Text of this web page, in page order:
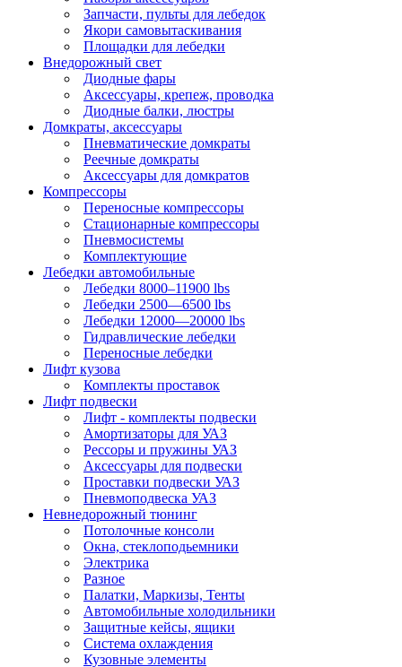
Запчасти, пульты для лебедок
Якори самовытаскивания
Площадки для лебедки
Внедорожный свет
Диодные фары
Аксессуары, крепеж, проводка
Диодные балки, люстры
Домкраты, аксессуары
Пневматические домкраты
Реечные домкраты
Аксессуары для домкратов
Компрессоры
Переносные компрессоры
Стационарные компрессоры
Пневмосистемы
Комплектующие
Лебедки автомобильные
Лебедки 8000–11900 lbs
Лебедки 2500—6500 lbs
Лебедки 12000—20000 lbs
Гидравлические лебедки
Переносные лебедки
Лифт кузова
Комплекты проставок
Лифт подвески
Лифт - комплекты подвески
Амортизаторы для УАЗ
Рессоры и пружины УАЗ
Аксессуары для подвески
Проставки подвески УАЗ
Пневмоподвеска УАЗ
Невнедорожный тюнинг
Потолочные консоли
Окна, стеклоподьемники
Электрика
Разное
Палатки, Маркизы, Тенты
Автомобильные холодильники
Защитные кейсы, ящики
Система охлаждения
Кузовные элементы